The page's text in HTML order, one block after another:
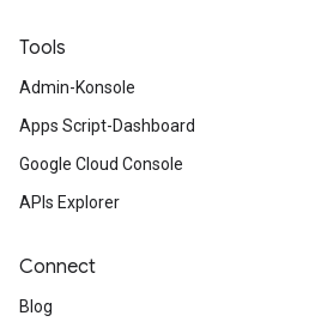
Tools
Admin-Konsole
Apps Script-Dashboard
Google Cloud Console
APIs Explorer
Connect
Blog